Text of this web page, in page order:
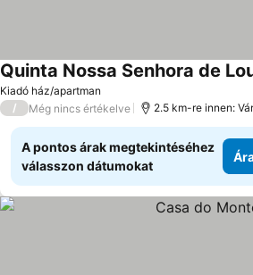
Kiadó ház/apartman
Quinta Nossa Senhora de
/ Még nincs értékelve 2.5 km-re innen:
A pontos árak megtekintéséhez
válasszon dátumokat